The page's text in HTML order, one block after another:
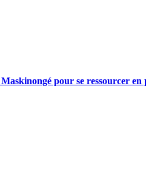
pour se ressourcer en